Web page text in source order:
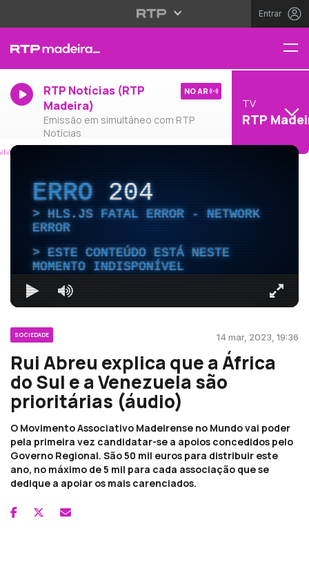
Entrar
RTP Notícias (RTP
Madeira)
Emissão em simultâneo com RTP
Notícias
NO AR
TV
RTP
ERRO204
HLS.JS FATAL ERROR - NETWORK
ERROR
ESTE CONTEÚDO ESTÁ NESTE
MOMENTO INDISPONÍVEL
SOCIEDADE 14 mar, 2023, 19:36
Rui Abreu explica que a África
do Sul e a Venezuela são
prioritárias (áudio)
O Movimento Associativo Madeirense no Mundo vai poder
pela primeira vez candidatar-se a apoios concedidos pelo
Governo Regional. São 50 mil euros para distribuir este
ano, no máximo de 5 mil para cada associação que se
dedique a apoiar os mais carenciados.